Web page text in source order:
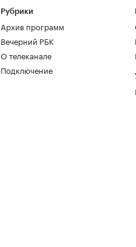
Рубрики
Архив программ
Вечерний РБК
О телеканале
Подключение